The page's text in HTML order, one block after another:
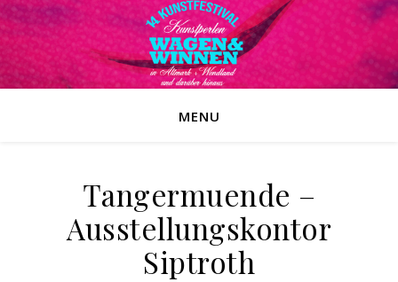
MENU
Tangermuende –
Ausstellungskontor
Siptroth